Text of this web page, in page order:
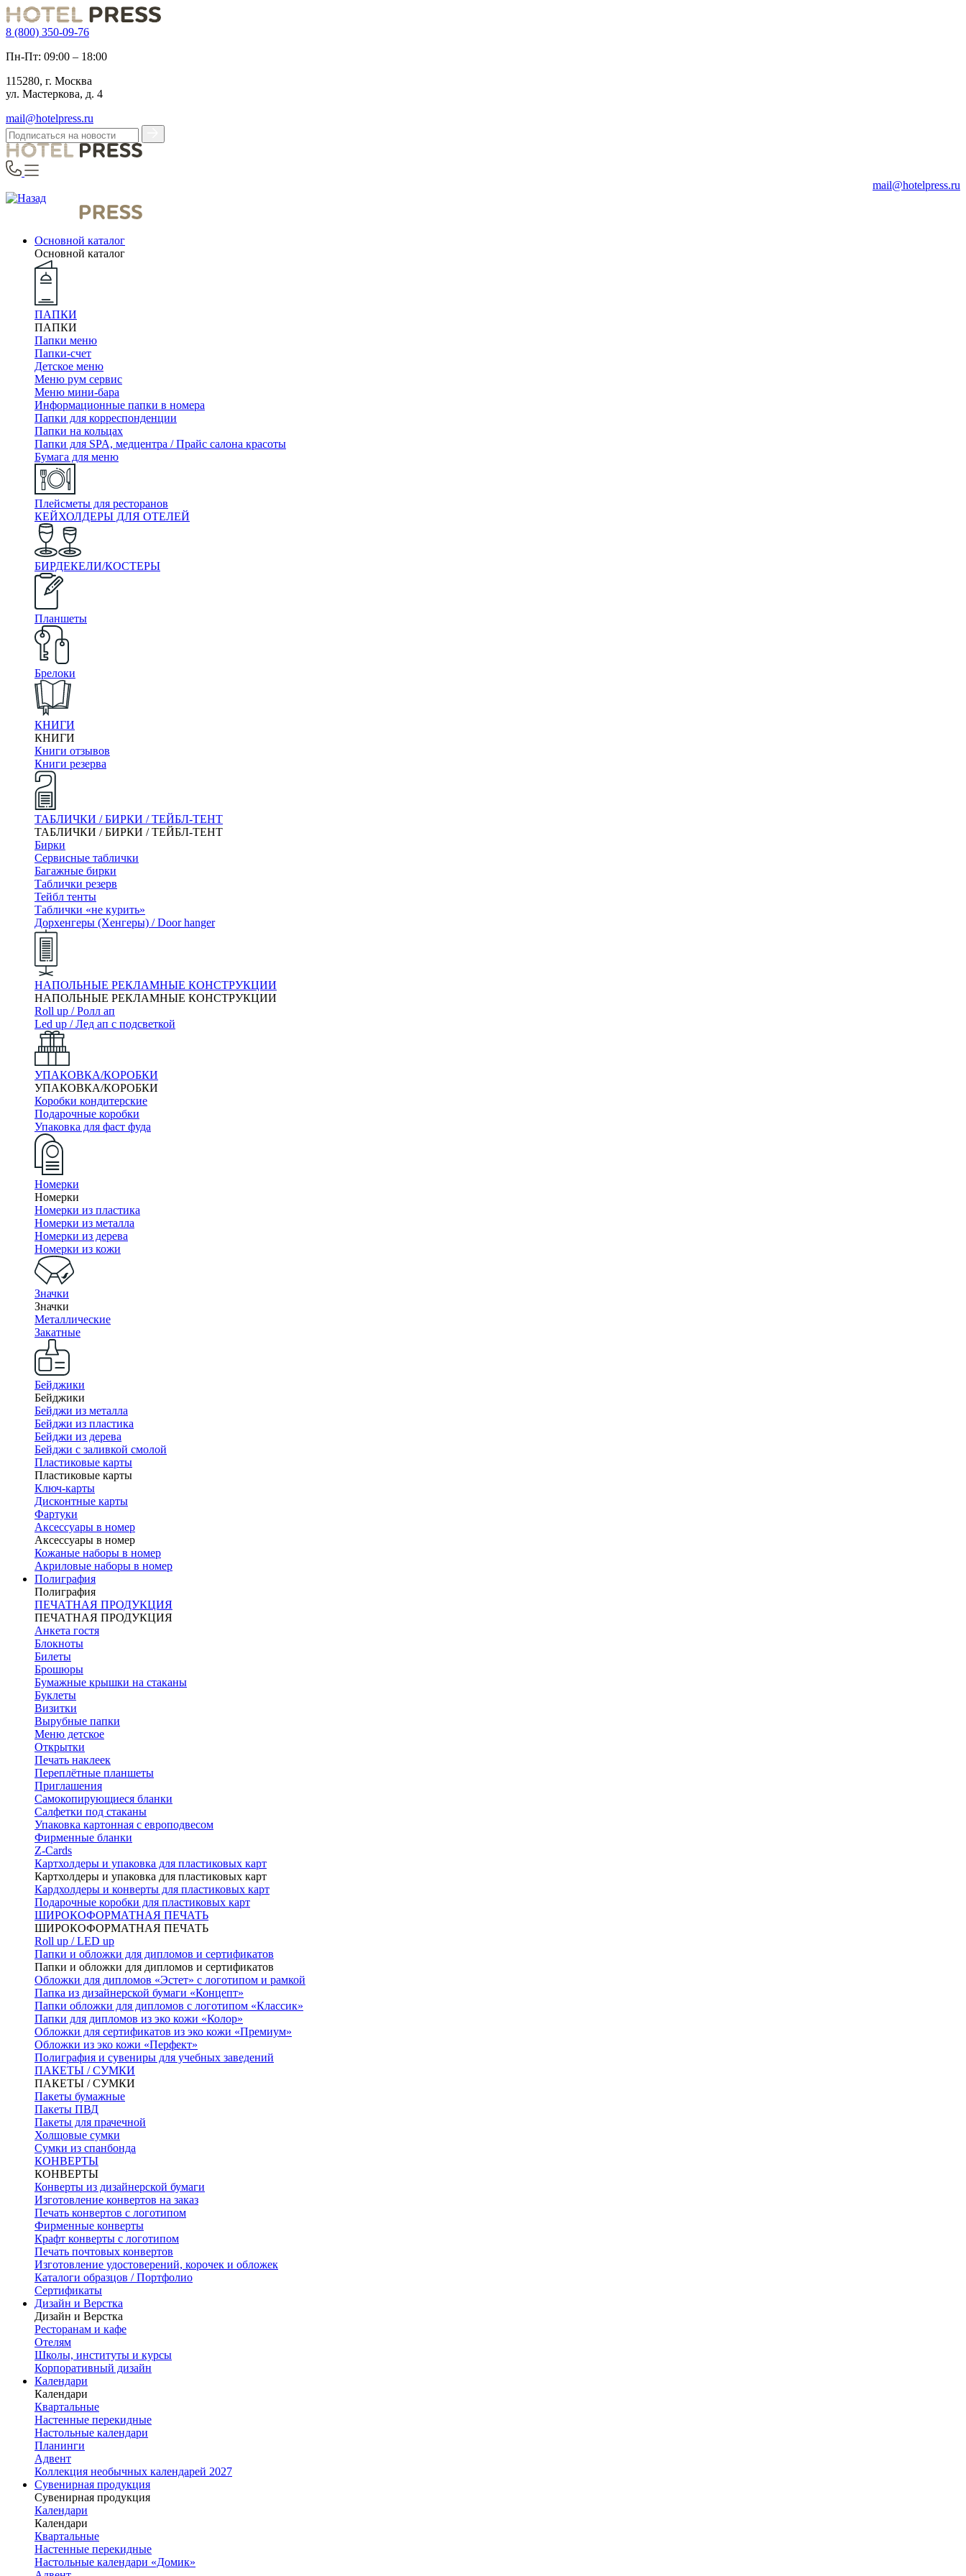
8 (800) 350-09-76
Пн-Пт: 09:00 – 18:00
115280, г. Москва
ул. Мастеркова, д. 4
mail@hotelpress.ru
mail@hotelpress.ru
Основной каталог
Основной каталог
ПАПКИ
ПАПКИ
Папки меню
Папки-счет
Детское меню
Меню рум сервис
Меню мини-бара
Информационные папки в номера
Папки для корреспонденции
Папки на кольцах
Папки для SPA, медцентра / Прайс салона красоты
Бумага для меню
Плейсметы для ресторанов
КЕЙХОЛДЕРЫ ДЛЯ ОТЕЛЕЙ
БИРДЕКЕЛИ/КОСТЕРЫ
Планшеты
Брелоки
КНИГИ
КНИГИ
Книги отзывов
Книги резерва
ТАБЛИЧКИ / БИРКИ / ТЕЙБЛ-ТЕНТ
ТАБЛИЧКИ / БИРКИ / ТЕЙБЛ-ТЕНТ
Бирки
Сервисные таблички
Багажные бирки
Таблички резерв
Тейбл тенты
Таблички «не курить»
Дорхенгеры (Хенгеры) / Door hanger
НАПОЛЬНЫЕ РЕКЛАМНЫЕ КОНСТРУКЦИИ
НАПОЛЬНЫЕ РЕКЛАМНЫЕ КОНСТРУКЦИИ
Roll up / Ролл ап
Led up / Лед ап с подсветкой
УПАКОВКА/КОРОБКИ
УПАКОВКА/КОРОБКИ
Коробки кондитерские
Подарочные коробки
Упаковка для фаст фуда
Номерки
Номерки
Номерки из пластика
Номерки из металла
Номерки из дерева
Номерки из кожи
Значки
Значки
Металлические
Закатные
Бейджики
Бейджики
Бейджи из металла
Бейджи из пластика
Бейджи из дерева
Бейджи с заливкой смолой
Пластиковые карты
Пластиковые карты
Ключ-карты
Дисконтные карты
Фартуки
Аксессуары в номер
Аксессуары в номер
Кожаные наборы в номер
Акриловые наборы в номер
Полиграфия
Полиграфия
ПЕЧАТНАЯ ПРОДУКЦИЯ
ПЕЧАТНАЯ ПРОДУКЦИЯ
Анкета гостя
Блокноты
Билеты
Брошюры
Бумажные крышки на стаканы
Буклеты
Визитки
Вырубные папки
Меню детское
Открытки
Печать наклеек
Переплётные планшеты
Приглашения
Самокопирующиеся бланки
Салфетки под стаканы
Упаковка картонная с европодвесом
Фирменные бланки
Z-Cards
Картхолдеры и упаковка для пластиковых карт
Картхолдеры и упаковка для пластиковых карт
Кардхолдеры и конверты для пластиковых карт
Подарочные коробки для пластиковых карт
ШИРОКОФОРМАТНАЯ ПЕЧАТЬ
ШИРОКОФОРМАТНАЯ ПЕЧАТЬ
Roll up / LED up
Папки и обложки для дипломов и сертификатов
Папки и обложки для дипломов и сертификатов
Обложки для дипломов «Эстет» с логотипом и рамкой
Папка из дизайнерской бумаги «Концепт»
Папки обложки для дипломов с логотипом «Классик»
Папки для дипломов из эко кожи «Колор»
Обложки для сертификатов из эко кожи «Премиум»
Обложки из эко кожи «Перфект»
Полиграфия и сувениры для учебных заведений
ПАКЕТЫ / СУМКИ
ПАКЕТЫ / СУМКИ
Пакеты бумажные
Пакеты ПВД
Пакеты для прачечной
Холщовые сумки
Сумки из спанбонда
КОНВЕРТЫ
КОНВЕРТЫ
Конверты из дизайнерской бумаги
Изготовление конвертов на заказ
Печать конвертов с логотипом
Фирменные конверты
Крафт конверты с логотипом
Печать почтовых конвертов
Изготовление удостоверений, корочек и обложек
Каталоги образцов / Портфолио
Сертификаты
Дизайн и Верстка
Дизайн и Верстка
Ресторанам и кафе
Отелям
Школы, институты и курсы
Корпоративный дизайн
Календари
Календари
Квартальные
Настенные перекидные
Настольные календари
Планинги
Адвент
Коллекция необычных календарей 2027
Сувенирная продукция
Сувенирная продукция
Календари
Календари
Квартальные
Настенные перекидные
Настольные календари «Домик»